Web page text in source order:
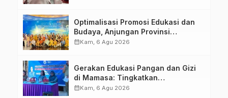
Optimalisasi Promosi Edukasi dan
Budaya, Anjungan Provinsi
Sulawesi Barat Perkuat Kolaborasi
calendar_monthKam, 6 Agu 2026
Gerakan Edukasi Pangan dan Gizi
di Mamasa: Tingkatkan
Pengetahuan dan Keterampilan
calendar_monthKam, 6 Agu 2026